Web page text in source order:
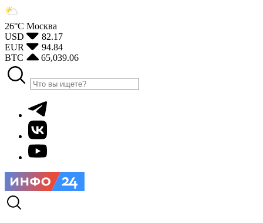
26°С Москва
USD
82.17
EUR
94.84
BTC
65,039.06